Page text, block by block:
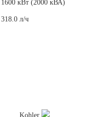
1600 кВт (2000 кВА)
318.0 л/ч
Kohler